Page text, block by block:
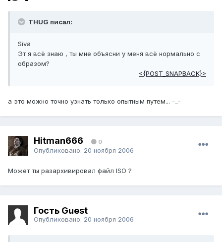
THUG писал:
Siva
Эт я всё знаю , ты мне объясни у меня всё нормально с
образом?
<{POST_SNAPBACK}>
а это можно точно узнать только опытным путем... -_-
Hitman666 0
Опубликовано: 20 ноября 2006
Может ты разархивировал файл ISO ?
Гость Guest
Опубликовано: 20 ноября 2006